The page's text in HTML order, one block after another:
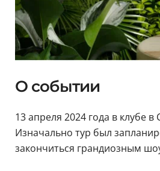
О событии
13 апреля 2024 года в клубе
Изначально тур был
закончиться грандиозным